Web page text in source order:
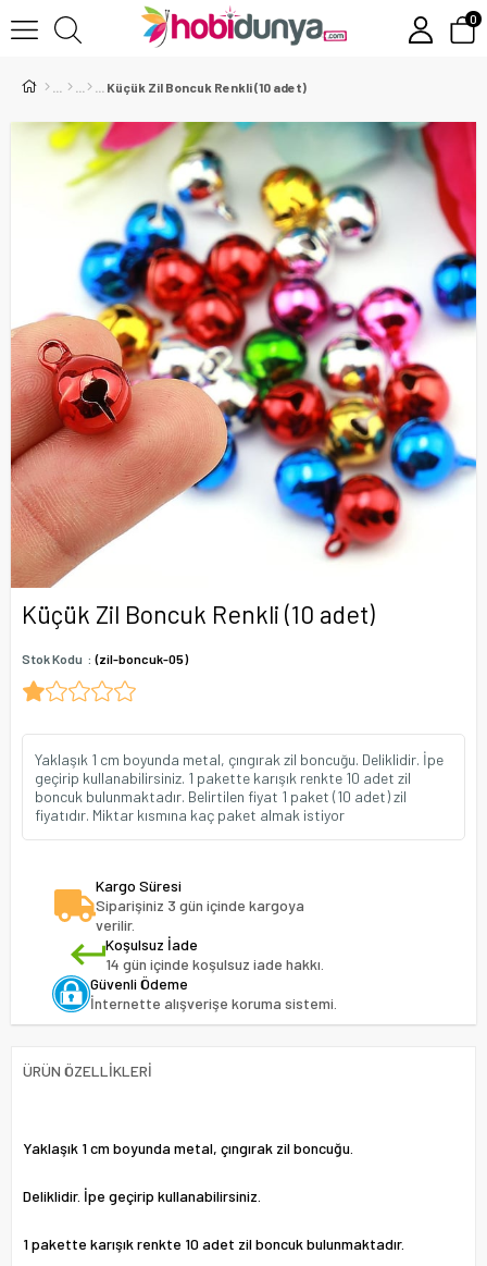
0
Küçük Zil Boncuk Renkli (10 adet)
Küçük Zil Boncuk Renkli (10 adet)
Stok Kodu (zil-boncuk-05)
Yaklaşık 1 cm boyunda metal, çıngırak zil boncuğu. Deliklidir. İpe
geçirip kullanabilirsiniz. 1 pakette karışık renkte 10 adet zil
boncuk bulunmaktadır. Belirtilen fiyat 1 paket (10 adet) zil
fiyatıdır. Miktar kısmına kaç paket almak istiyor
Kargo Süresi
Siparişiniz 3 gün içinde kargoya
verilir.
Koşulsuz İade
14 gün içinde koşulsuz iade hakkı.
Güvenli Ödeme
İnternette alışverişe koruma sistemi.
ÜRÜN ÖZELLIKLERI
Yaklaşık 1 cm boyunda metal, çıngırak zil boncuğu.
Deliklidir. İpe geçirip kullanabilirsiniz.
1 pakette karışık renkte 10 adet zil boncuk bulunmaktadır.